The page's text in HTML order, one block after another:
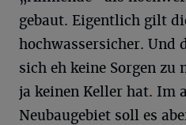
gebaut. Eigentlich gilt
hochwassersicher. Und
sich eh keine Sorgen zu
ja keinen Keller hat. Im
Neubaugebiet soll es